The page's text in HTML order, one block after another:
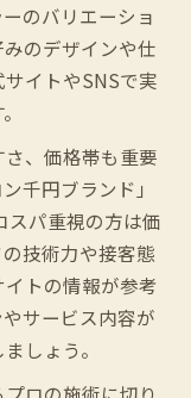
のバリエーショ
のデザインや仕
イトやSNSで実
、価格帯も重要
千円ブランド」
スパ重視の方は価
技術力や接客態
トの情報が参考
サービス内容が
しょう。